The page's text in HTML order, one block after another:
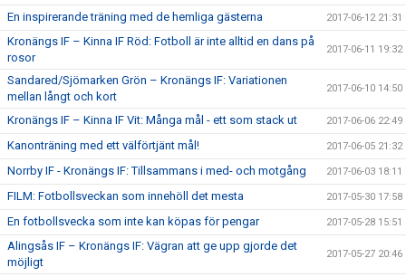
En inspirerande träning med de hemliga gästerna 2017-06-12 21:31
Kronängs IF – Kinna IF Röd: Fotboll är inte alltid en dans på
rosor
2017-06-11 19:32
Sandared/Sjömarken Grön – Kronängs IF: Variationen
mellan långt och kort
2017-06-10 14:50
Kronängs IF – Kinna IF Vit: Många mål - ett som stack ut 2017-06-06 22:49
Kanonträning med ett välförtjänt mål! 2017-06-05 21:32
Norrby IF - Kronängs IF: Tillsammans i med- och motgång 2017-06-03 18:11
FILM: Fotbollsveckan som innehöll det mesta 2017-05-30 17:58
En fotbollsvecka som inte kan köpas för pengar 2017-05-28 15:51
Alingsås IF – Kronängs IF: Vägran att ge upp gjorde det
möjligt
2017-05-27 20:46